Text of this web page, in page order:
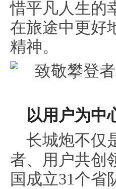
惜平凡人生的
在旅途中更好
精神。
以用户为中
长城炮不仅
者、用户共创
国成立31个省